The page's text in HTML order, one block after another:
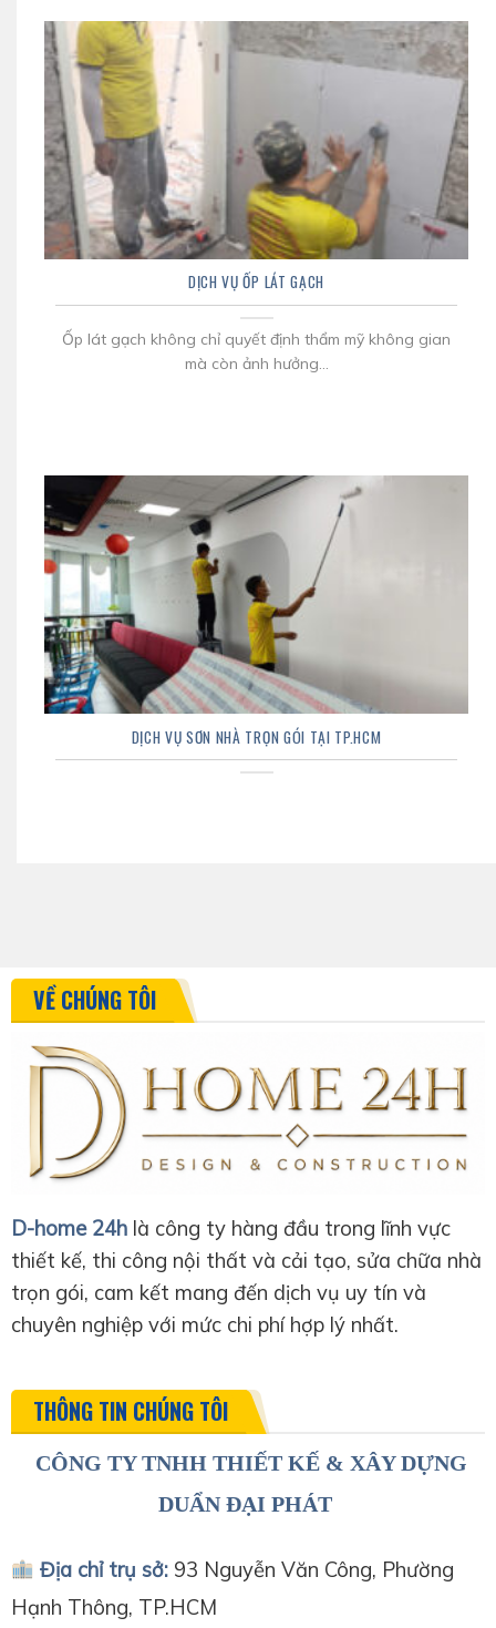
DỊCH VỤ ỐP LÁT GẠCH
Ốp lát gạch không chỉ quyết định thẩm mỹ không gian
mà còn ảnh hưởng...
DỊCH VỤ SƠN NHÀ TRỌN GÓI TẠI TP.HCM
VỀ CHÚNG TÔI
D-home 24h là công ty hàng đầu trong lĩnh vực
thiết kế, thi công nội thất và cải tạo, sửa chữa nhà
trọn gói, cam kết mang đến dịch vụ uy tín và
chuyên nghiệp với mức chi phí hợp lý nhất.
THÔNG TIN CHÚNG TÔI
CÔNG TY TNHH THIẾT KẾ & XÂY DỰNG
DUẨN ĐẠI PHÁT
Địa chỉ trụ sở:93 Nguyễn Văn Công, Phường
Hạnh Thông, TP.HCM